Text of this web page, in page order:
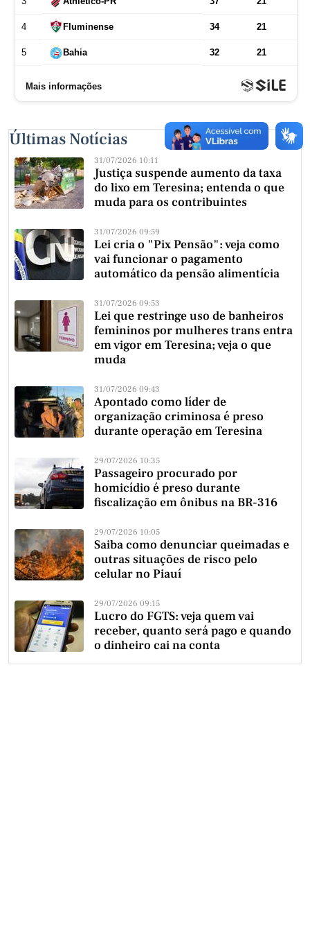
Últimas Notícias
31/07/2026 10:11
Justiça suspende aumento da taxa
do lixo em Teresina; entenda o que
muda para os contribuintes
31/07/2026 09:59
Lei cria o "Pix Pensão": veja como
vai funcionar o pagamento
automático da pensão alimentícia
31/07/2026 09:53
Lei que restringe uso de banheiros
femininos por mulheres trans entra
em vigor em Teresina; veja o que
muda
31/07/2026 09:43
Apontado como líder de
organização criminosa é preso
durante operação em Teresina
29/07/2026 10:35
Passageiro procurado por
homicídio é preso durante
fiscalização em ônibus na BR-316
29/07/2026 10:05
Saiba como denunciar queimadas e
outras situações de risco pelo
celular no Piauí
29/07/2026 09:15
Lucro do FGTS: veja quem vai
receber, quanto será pago e quando
o dinheiro cai na conta